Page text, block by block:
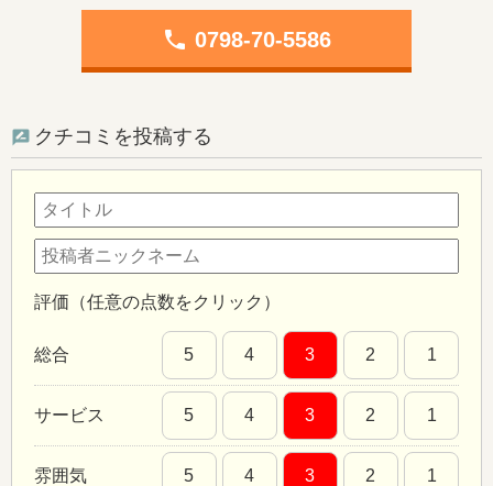
phone 0798-70-5586
クチコミを投稿する
評価（任意の点数をクリック）
総合 5 4 3 2 1
サービス 5 4 3 2 1
雰囲気 5 4 3 2 1